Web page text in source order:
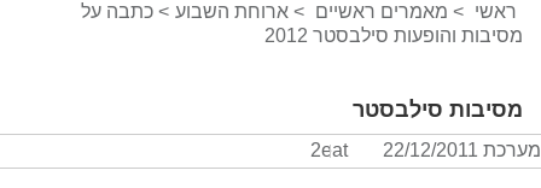
ראשי > מאמרים ראשיים > ארוחת השבוע > כתבה על
מסיבות והופעות סילבסטר 2012
מסיבות סילבסטר
מערכת 2eat 22/12/2011